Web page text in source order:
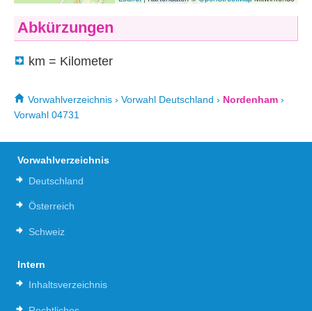
Abkürzungen
km = Kilometer
Vorwahlverzeichnis › Vorwahl Deutschland › Nordenham ›
Vorwahl 04731
Vorwahlverzeichnis
Deutschland
Österreich
Schweiz
Intern
Inhaltsverzeichnis